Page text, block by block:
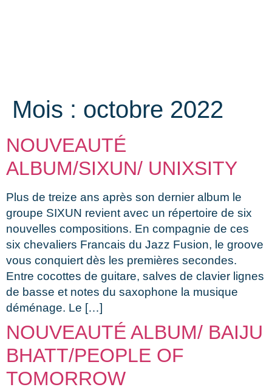
Mois : octobre 2022
NOUVEAUTÉ
ALBUM/SIXUN/ UNIXSITY
Plus de treize ans après son dernier album le
groupe SIXUN revient avec un répertoire de six
nouvelles compositions. En compagnie de ces
six chevaliers Francais du Jazz Fusion, le groove
vous conquiert dès les premières secondes.
Entre cocottes de guitare, salves de clavier lignes
de basse et notes du saxophone la musique
déménage. Le […]
NOUVEAUTÉ ALBUM/ BAIJU
BHATT/PEOPLE OF
TOMORROW